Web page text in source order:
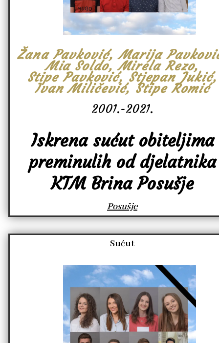
Žana Pavković, Marija
Mia Soldo, Mirela Rezo,
Stipe Pavković, Stjepan Jukić,
Ivan Miličević, Stipe Romić
2001.-2021.
Iskrena sućut obiteljima
preminulih od djelatnika
KTM Brina Posušje
Posušje
Sućut